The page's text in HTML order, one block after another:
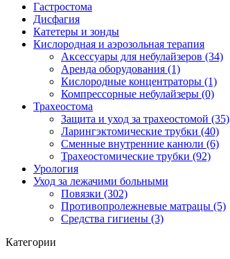
Гастростома
Дисфагия
Катетеры и зонды
Кислородная и аэрозольная терапия
Аксессуары для небулайзеров (34)
Аренда оборудования (1)
Кислородные концентраторы (1)
Компрессорные небулайзеры (0)
Трахеостома
Защита и уход за трахеостомой (35)
Ларингэктомические трубки (40)
Сменные внутренние канюли (6)
Трахеостомические трубки (92)
Урология
Уход за лежачими больными
Повязки (302)
Противопролежневые матрацы (5)
Средства гигиены (3)
Категории